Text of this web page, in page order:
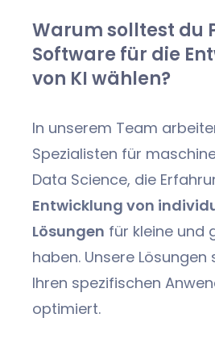
Warum solltest du
Software für die
von KI wählen?
In unserem Team
Spezialisten für
Data Science, die
Entwicklung von
Lösungen für kleine und
haben. Unsere
Ihren spezifischen
optimiert.